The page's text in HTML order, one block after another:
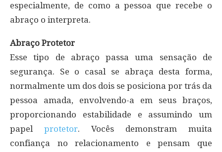
especialmente, de como a pessoa que recebe o
abraço o interpreta.
Abraço Protetor
Esse tipo de abraço passa uma sensação de
segurança. Se o casal se abraça desta forma,
normalmente um dos dois se posiciona por trás da
pessoa amada, envolvendo-a em seus braços,
proporcionando estabilidade e assumindo um
papel protetor. Vocês demonstram muita
confiança no relacionamento e pensam que